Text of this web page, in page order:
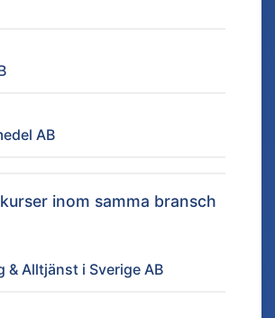
AB
inom samma bransch
& Alltjänst i Sverige AB